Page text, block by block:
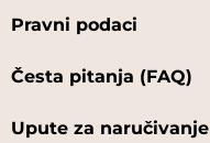
Pravni podaci
Česta pitanja (FAQ)
Upute za naručivanje